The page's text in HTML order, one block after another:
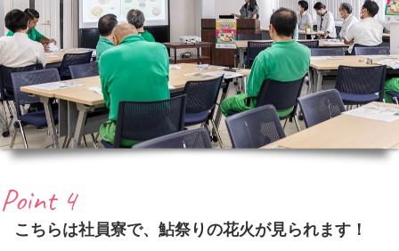
Point 4
こちらは社員寮で、鮎祭りの花火が見られます！